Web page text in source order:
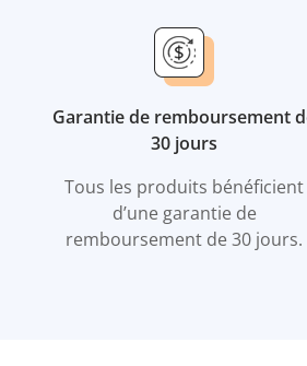
Garantie de remboursement
30 jours
Tous les produits bénéficient
d’une garantie de
remboursement de 30 jours.